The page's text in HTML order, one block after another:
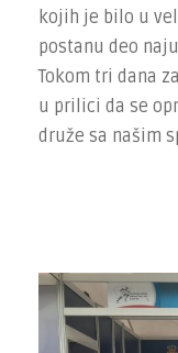
kojih je bilo u
postanu deo
Tokom tri dana
u prilici da se
druže sa našim